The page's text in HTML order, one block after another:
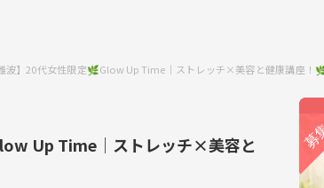
波】20代女性限定🌿Glow Up Time｜ストレッチ×美容と健康講座！
Up Time｜ストレッチ×美容と